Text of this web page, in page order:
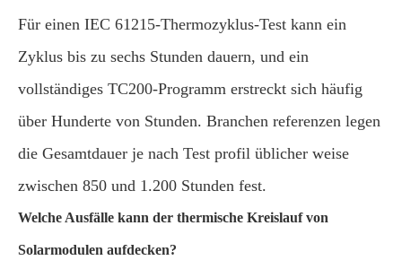
Für einen IEC 61215-Thermozyklus-Test kann ein
Zyklus bis zu sechs Stunden dauern, und ein
vollständiges TC200-Programm erstreckt sich häufig
über Hunderte von Stunden. Branchen referenzen legen
die Gesamtdauer je nach Test profil üblicher weise
zwischen 850 und 1.200 Stunden fest.
Welche Ausfälle kann der thermische Kreislauf von
Solarmodulen aufdecken?